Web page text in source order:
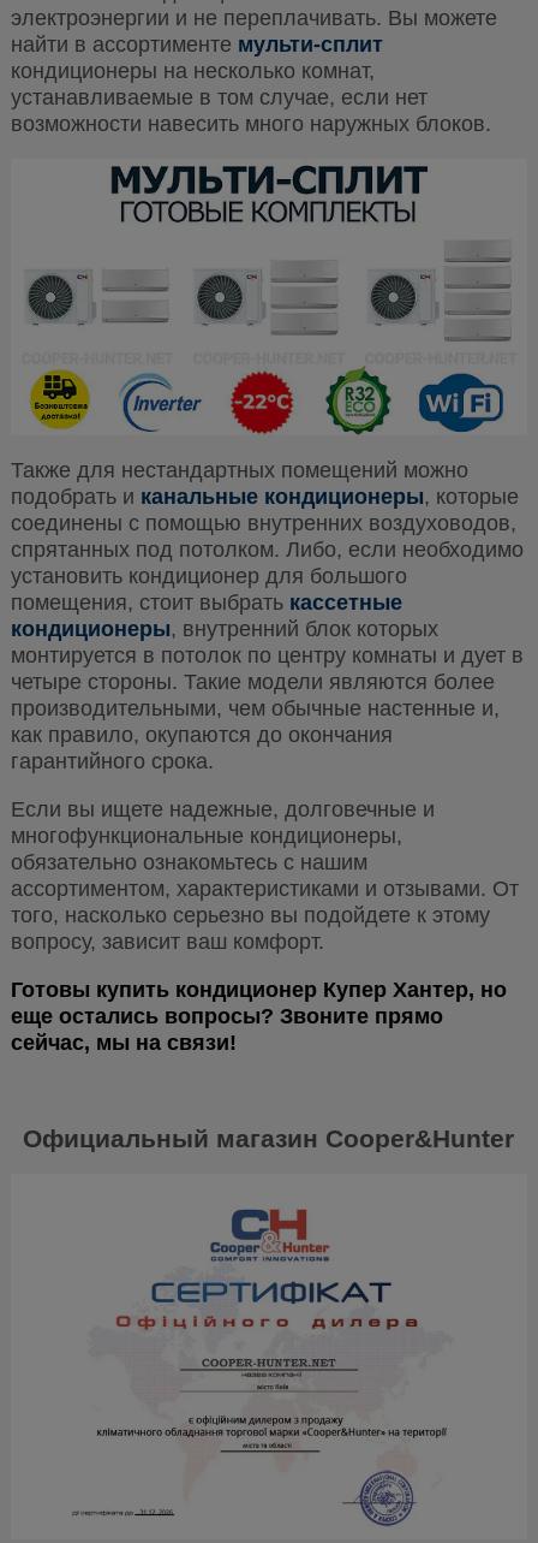
электроэнергии и не переплачивать. Вы можете
найти в ассортименте мульти-сплит
кондиционеры на несколько комнат,
устанавливаемые в том случае, если нет
возможности навесить много наружных блоков.
Также для нестандартных помещений можно
подобрать и канальные кондиционеры, которые
соединены с помощью внутренних воздуховодов,
спрятанных под потолком. Либо, если необходимо
установить кондиционер для большого
помещения, стоит выбрать кассетные
кондиционеры, внутренний блок которых
монтируется в потолок по центру комнаты и дует в
четыре стороны. Такие модели являются более
производительными, чем обычные настенные и,
как правило, окупаются до окончания
гарантийного срока.
Если вы ищете надежные, долговечные и
многофункциональные кондиционеры,
обязательно ознакомьтесь с нашим
ассортиментом, характеристиками и отзывами. От
того, насколько серьезно вы подойдете к этому
вопросу, зависит ваш комфорт.
Готовы купить кондиционер Купер Хантер, но
еще остались вопросы? Звоните прямо
сейчас, мы на связи!
Официальный магазин Сooper&Hunter